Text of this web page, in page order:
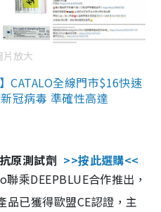
片放大
CATALO全線門市$16快速
冠病毒 準確性高達
原測試劑 >>按此選購<<
乘DEEPBLUE合作推出，
已獲得歐盟CE認證，主